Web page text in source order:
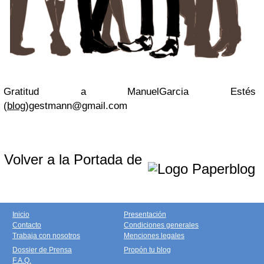
Gratitud a ManuelGarcia Estés
(blog)gestmann@gmail.com
Volver a la Portada de
Inicio
Contacto
Trabaja con nosotros
Presentación
Condiciones generales
Menciones legales
Dossier de Prensa
F.A.Q.
Propón tu blog